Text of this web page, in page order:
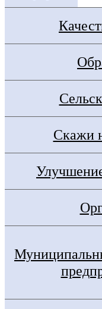
Скажи